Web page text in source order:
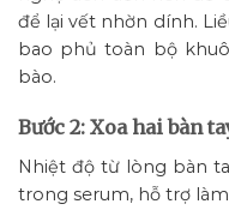
để lại vết nhờn dính.
bao phủ toàn bộ
bào.
Bước 2: Xoa hai bàn
Nhiệt độ từ lòng bàn
trong serum, hỗ trợ